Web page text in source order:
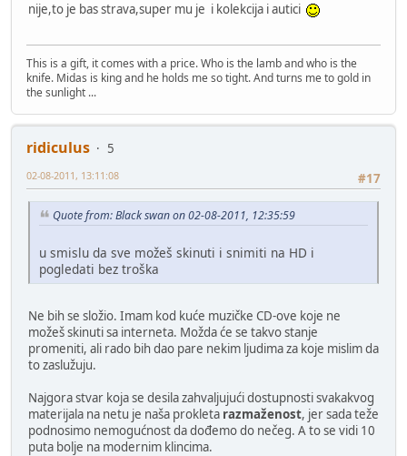
nije,to je bas strava,super mu je i kolekcija i autici
This is a gift, it comes with a price. Who is the lamb and who is the
knife. Midas is king and he holds me so tight. And turns me to gold in
the sunlight ...
ridiculus
5
#17
02-08-2011, 13:11:08
Quote from: Black swan on 02-08-2011, 12:35:59
u smislu da sve možeš skinuti i snimiti na HD i
pogledati bez troška
Ne bih se složio. Imam kod kuće muzičke CD-ove koje ne
možeš skinuti sa interneta. Možda će se takvo stanje
promeniti, ali rado bih dao pare nekim ljudima za koje mislim da
to zaslužuju.
Najgora stvar koja se desila zahvaljujući dostupnosti svakakvog
materijala na netu je naša prokleta razmaženost, jer sada teže
podnosimo nemogućnost da dođemo do nečeg. A to se vidi 10
puta bolje na modernim klincima.